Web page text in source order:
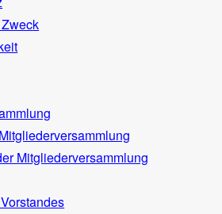
Mitgliederversammlung